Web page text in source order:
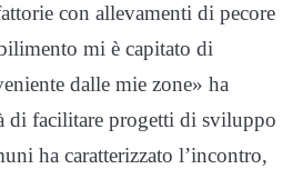
con allevamenti di pecore
mi è capitato di
dalle mie zone» ha
di facilitare progetti di sviluppo
ha caratterizzato l’incontro,